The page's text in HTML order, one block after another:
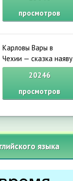
просмотров
Карловы Вары в
Чехии — сказка наяву
20246
просмотров
языка